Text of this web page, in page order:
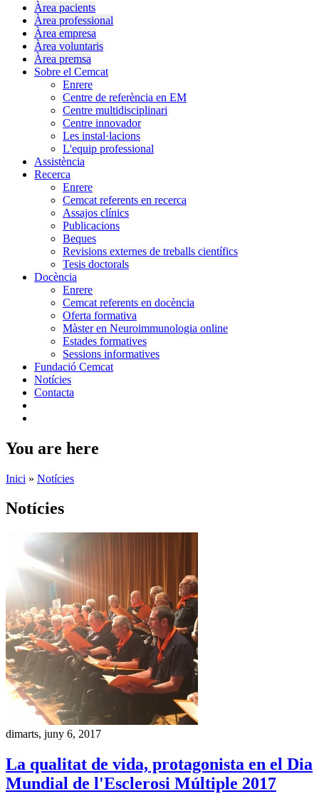
Àrea pacients
Àrea professional
Àrea empresa
Àrea voluntaris
Àrea premsa
Sobre el Cemcat
Enrere
Centre de referència en EM
Centre multidisciplinari
Centre innovador
Les instal·lacions
L'equip professional
Assistència
Recerca
Enrere
Cemcat referents en recerca
Assajos clínics
Publicacions
Beques
Revisions externes de treballs científics
Tesis doctorals
Docència
Enrere
Cemcat referents en docència
Oferta formativa
Màster en Neuroimmunologia online
Estades formatives
Sessions informatives
Fundació Cemcat
Notícies
Contacta
You are here
Inici » Notícies
Notícies
dimarts, juny 6, 2017
La qualitat de vida, protagonista en el Dia
Mundial de l'Esclerosi Múltiple 2017